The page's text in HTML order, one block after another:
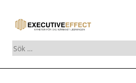
Sök
efter: